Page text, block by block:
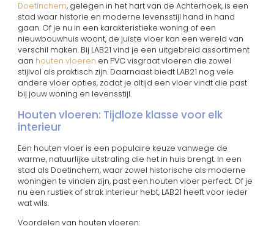
Doetinchem, gelegen in het hart van de Achterhoek, is een
stad waar historie en moderne levensstijl hand in hand
gaan. Of je nu in een karakteristieke woning of een
nieuwbouwhuis woont, de juiste vloer kan een wereld van
verschil maken. Bij LAB21 vind je een uitgebreid assortiment
aan houten vloeren en PVC visgraat vloeren die zowel
stijlvol als praktisch zijn. Daarnaast biedt LAB21 nog vele
andere vloer opties, zodat je altijd een vloer vindt die past
bij jouw woning en levensstijl.
Houten vloeren: Tijdloze klasse voor elk
interieur
Een houten vloer is een populaire keuze vanwege de
warme, natuurlijke uitstraling die het in huis brengt. In een
stad als Doetinchem, waar zowel historische als moderne
woningen te vinden zijn, past een houten vloer perfect. Of je
nu een rustiek of strak interieur hebt, LAB21 heeft voor ieder
wat wils.
Voordelen van houten vloeren: